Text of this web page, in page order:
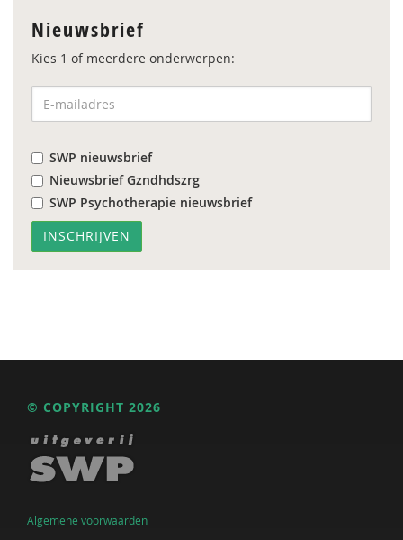
Nieuwsbrief
Kies 1 of meerdere onderwerpen:
SWP nieuwsbrief
Nieuwsbrief Gzndhdszrg
SWP Psychotherapie nieuwsbrief
© COPYRIGHT 2026
Algemene voorwaarden